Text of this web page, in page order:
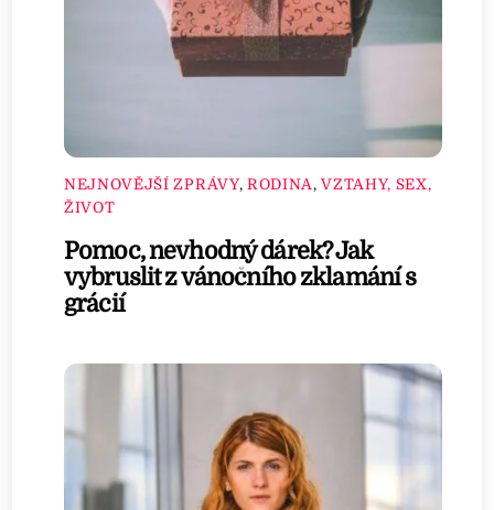
NEJNOVĚJŠÍ ZPRÁVY, RODINA ,VZTAHY, SEX,
ŽIVOT
Pomoc, nevhodný dárek? Jak
vybruslit z vánočního zklamání s
grácií